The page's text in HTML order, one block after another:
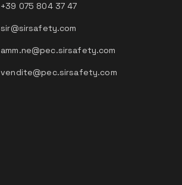
+39 075 804 37 47
sir@sirsafety.com
amm.ne@pec.sirsafety.com
vendite@pec.sirsafety.com